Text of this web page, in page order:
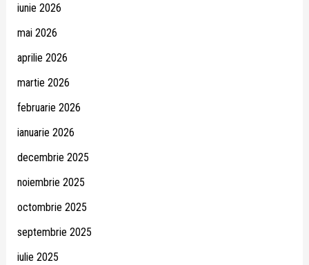
iunie 2026
mai 2026
aprilie 2026
martie 2026
februarie 2026
ianuarie 2026
decembrie 2025
noiembrie 2025
octombrie 2025
septembrie 2025
iulie 2025